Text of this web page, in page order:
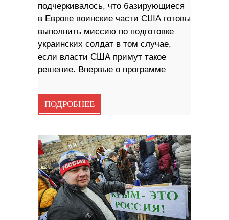
подчеркивалось, что базирующиеся
в Европе воинские части США готовы
выполнить миссию по подготовке
украинских солдат в том случае,
если власти США примут такое
решение. Впервые о программе
ПОДРОБНЕЕ